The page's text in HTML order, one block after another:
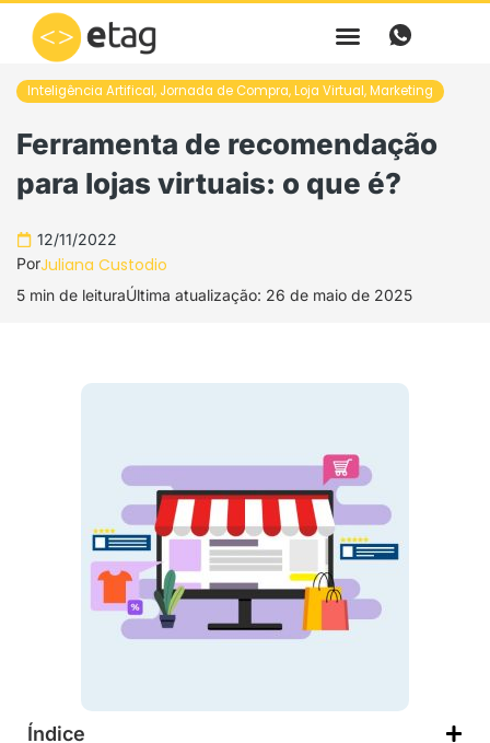
para
Inteligência Artifical, Jornada de Compra,Loja Virtual,Marketing
Ferramenta de recomendação
para lojas virtuais: o que é?
12/11/2022
PorJuliana Custodio
5 min de leituraÚltima atualização: 26 de maio de 2025
Índice